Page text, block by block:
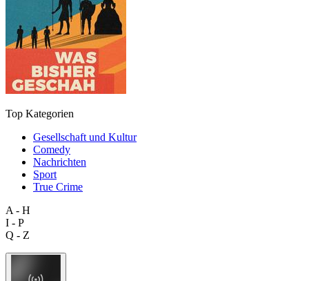
Top Kategorien
Gesellschaft und Kultur
Comedy
Nachrichten
Sport
True Crime
A - H
I - P
Q - Z